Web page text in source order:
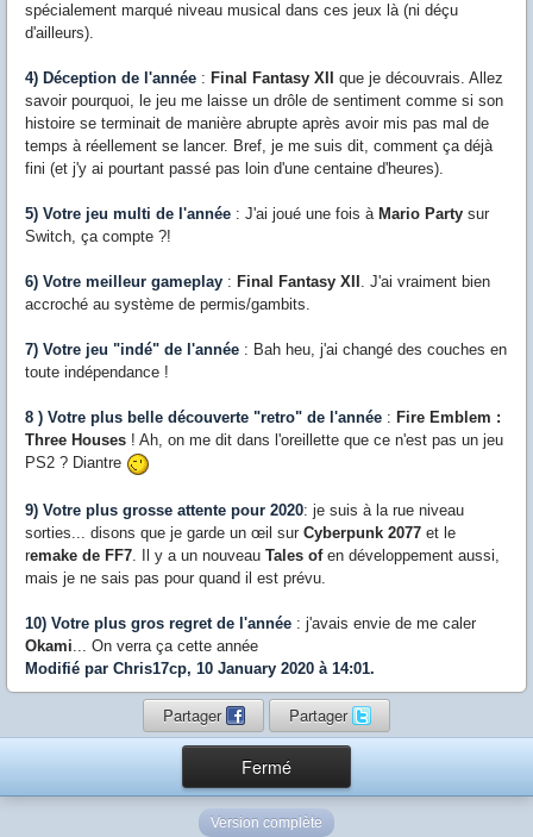
spécialement marqué niveau musical dans ces jeux là (ni déçu
d'ailleurs).
4) Déception de l'année : Final Fantasy XII
que je découvrais. Allez
savoir pourquoi, le jeu me laisse un drôle de sentiment comme si son
histoire se terminait de manière abrupte après avoir mis pas mal de
temps à réellement se lancer. Bref, je me suis dit, comment ça déjà
fini (et j'y ai pourtant passé pas loin d'une centaine d'heures).
5) Votre jeu multi de l'année : J'ai joué une fois à Mario Party sur
Switch, ça compte ?!
6) Votre meilleur gameplay : Final Fantasy XII . J'ai vraiment bien
accroché au système de permis/gambits.
7) Votre jeu "indé" de l'année : Bah heu, j'ai changé des couches en
toute indépendance !
8 ) Votre plus belle découverte "retro" de l'année : Fire Emblem :
Three Houses ! Ah, on me dit dans l'oreillette que ce n'est pas un jeu
PS2 ? Diantre
9) Votre plus grosse attente pour 2020: je suis à la rue niveau
sorties... disons que je garde un œil sur Cyberpunk 2077 et le
remake de FF7 . Il y a un nouveau Tales ofen développement aussi,
mais je ne sais pas pour quand il est prévu.
10) Votre plus gros regret de l'année : j'avais envie de me caler
Okami ... On verra ça cette année
Modifié par Chris17cp, 10 January 2020 à 14:01.
Partager Partager
Fermé
Version complète